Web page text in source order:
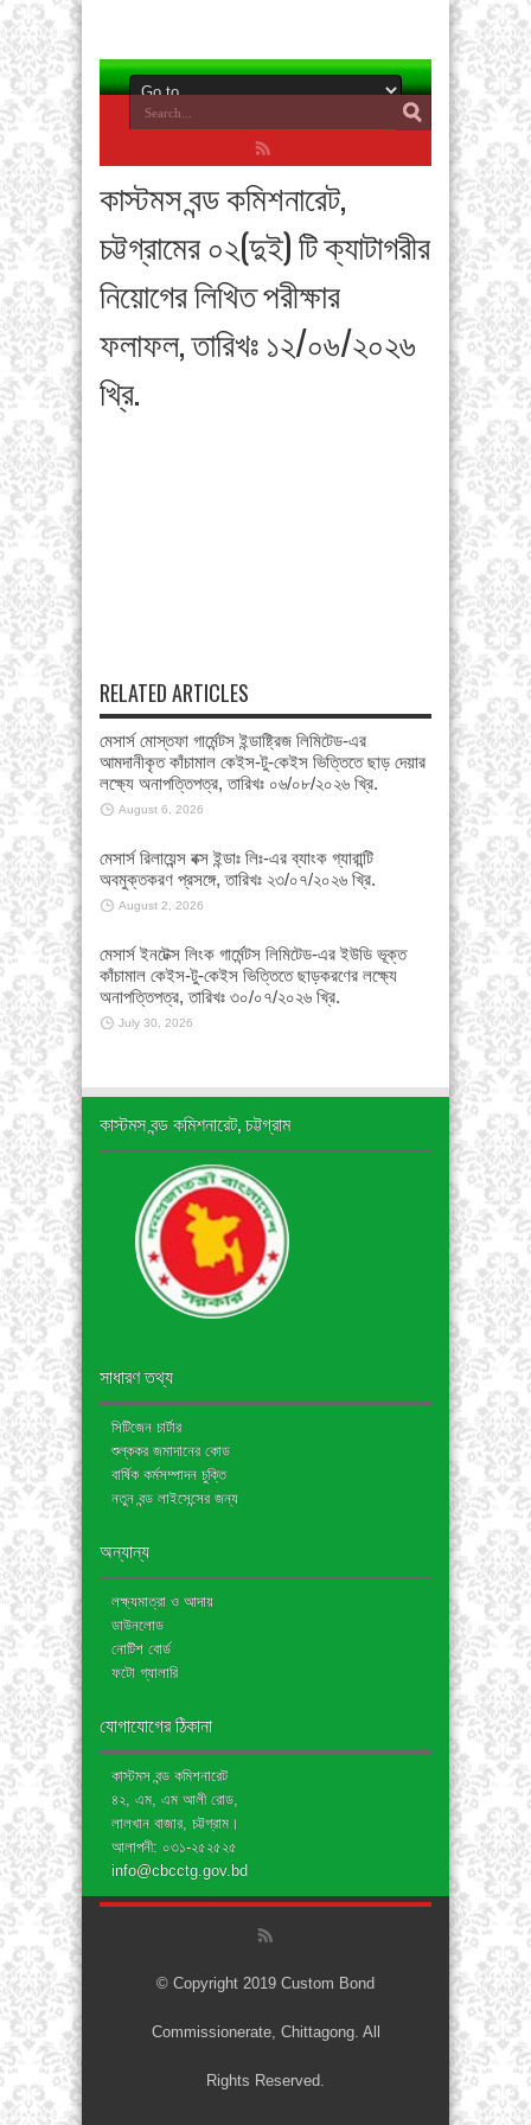
কাস্টমস বন্ড কমিশনারেট,
চট্টগ্রামের ০২(দুই) টি ক্যাটাগরীর
নিয়োগের লিখিত পরীক্ষার
ফলাফল, তারিখঃ ১২/০৬/২০২৬
খ্রি.
RELATED ARTICLES
মেসার্স মোস্তফা গার্মেন্টস ইন্ডাষ্ট্রিজ লিমিটেড-এর
আমদানীকৃত কাঁচামাল কেইস-টু-কেইস ভিত্তিতে ছাড় দেয়ার
লক্ষ্যে অনাপত্তিপত্র, তারিখঃ ০৬/০৮/২০২৬ খ্রি.
August 6, 2026
মেসার্স রিলায়েন্স বক্স ইন্ডাঃ লিঃ-এর ব্যাংক গ্যারান্টি
অবমুক্তকরণ প্রসঙ্গে, তারিখঃ ২৩/০৭/২০২৬ খ্রি.
August 2, 2026
মেসার্স ইনটেক্স লিংক গার্মেন্টস লিমিটেড-এর ইউডি ভূক্ত
কাঁচামাল কেইস-টু-কেইস ভিত্তিতে ছাড়করণের লক্ষ্যে
অনাপত্তিপত্র, তারিখঃ ৩০/০৭/২০২৬ খ্রি.
July 30, 2026
কাস্টমস বন্ড কমিশনারেট, চট্টগ্রাম
সাধারণ তথ্য
সিটিজেন চার্টার
শুল্ককর জমাদানের কোড
বার্ষিক কর্মসম্পাদন চুক্তি
নতুন বন্ড লাইসেন্সের জন্য
অন্যান্য
লক্ষ্যমাত্রা ও আদায়
ডাউনলোড
নোটিশ বোর্ড
ফটো গ্যালারি
যোগাযোগের ঠিকানা
কাস্টমস বন্ড কমিশনারেট
৪২, এম, এম আলী রোড,
লালখান বাজার, চট্টগ্রাম।
আলাপনী: ০৩১-২৫২৫২৫
info@cbcctg.gov.bd
© Copyright 2019 Custom Bond
Commissionerate, Chittagong. All
Rights Reserved.